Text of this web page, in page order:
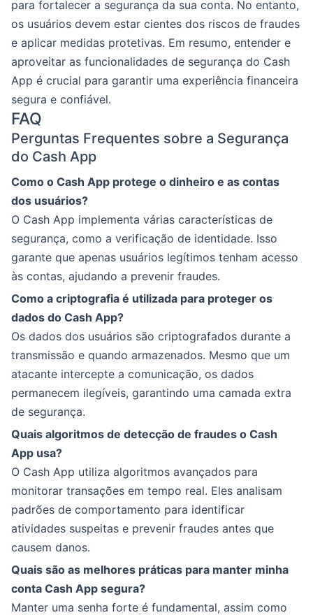
para fortalecer a segurança da sua conta. No entanto,
os usuários devem estar cientes dos riscos de fraudes
e aplicar medidas protetivas. Em resumo, entender e
aproveitar as funcionalidades de segurança do Cash
App é crucial para garantir uma experiência financeira
segura e confiável.
FAQ
Perguntas Frequentes sobre a Segurança
do Cash App
Como o Cash App protege o dinheiro e as contas
dos usuários?
O Cash App implementa várias características de
segurança, como a verificação de identidade. Isso
garante que apenas usuários legítimos tenham acesso
às contas, ajudando a prevenir fraudes.
Como a criptografia é utilizada para proteger os
dados do Cash App?
Os dados dos usuários são criptografados durante a
transmissão e quando armazenados. Mesmo que um
atacante intercepte a comunicação, os dados
permanecem ilegíveis, garantindo uma camada extra
de segurança.
Quais algoritmos de detecção de fraudes o Cash
App usa?
O Cash App utiliza algoritmos avançados para
monitorar transações em tempo real. Eles analisam
padrões de comportamento para identificar
atividades suspeitas e prevenir fraudes antes que
causem danos.
Quais são as melhores práticas para manter minha
conta Cash App segura?
Manter uma senha forte é fundamental, assim como